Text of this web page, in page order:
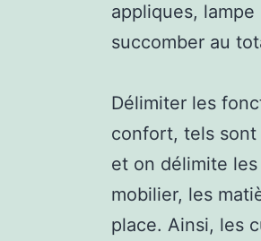
appliques,
succomber au
Délimiter les
confort, tels sont
et on délimite
mobilier, les
place. Ainsi, les